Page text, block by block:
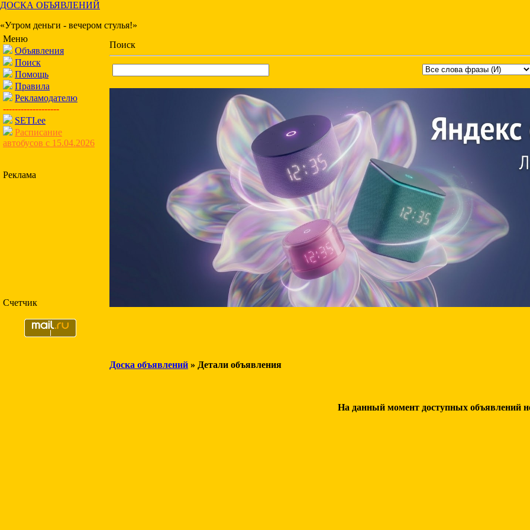
ДОСКА ОБЪЯВЛЕНИЙ
«Утром деньги - вечером стулья!»
Меню
Объявления
Поиск
Помощь
Правила
Рекламодателю
-------------------
SETI.ee
Расписание
автобусов с 15.04.2026
Реклама
Счетчик
Поиск
Доска объявлений » Детали объявления
На данный момент доступных объявлений